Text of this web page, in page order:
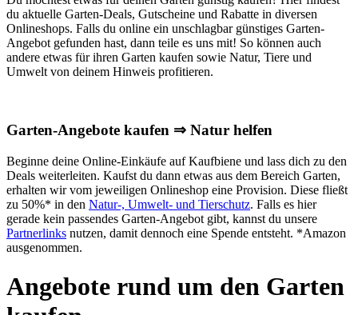
du aktuelle Garten-Deals, Gutscheine und Rabatte in diversen
Onlineshops. Falls du online ein unschlagbar günstiges Garten-
Angebot gefunden hast, dann teile es uns mit! So können auch
andere etwas für ihren Garten kaufen sowie Natur, Tiere und
Umwelt von deinem Hinweis profitieren.
Garten-Angebote kaufen ⇒ Natur helfen
Beginne deine Online-Einkäufe auf Kaufbiene und lass dich zu den
Deals weiterleiten. Kaufst du dann etwas aus dem Bereich Garten,
erhalten wir vom jeweiligen Onlineshop eine Provision. Diese fließt
zu 50%* in den Natur-, Umwelt- und Tierschutz. Falls es hier
gerade kein passendes Garten-Angebot gibt, kannst du unsere
Partnerlinks nutzen, damit dennoch eine Spende entsteht. *Amazon
ausgenommen.
Angebote rund um den Garten